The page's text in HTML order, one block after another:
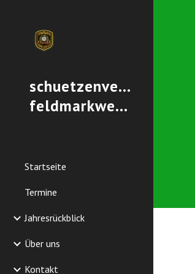
schuetzenverein-
feldmarkwest.de
Startseite
Termine
Jahresrückblick
Über uns
Kontakt